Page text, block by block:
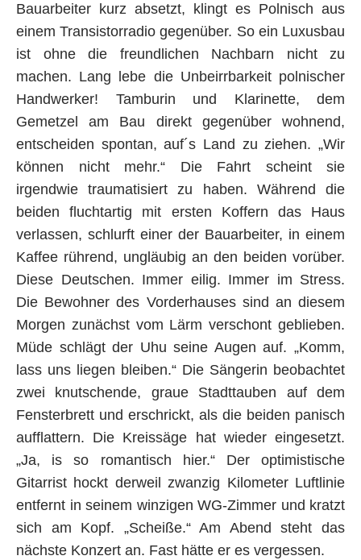
Bauarbeiter kurz absetzt, klingt es Polnisch aus
einem Transistorradio gegenüber. So ein Luxusbau
ist ohne die freundlichen Nachbarn nicht zu
machen. Lang lebe die Unbeirrbarkeit polnischer
Handwerker! Tamburin und Klarinette, dem
Gemetzel am Bau direkt gegenüber wohnend,
entscheiden spontan, auf´s Land zu ziehen. „Wir
können nicht mehr.“ Die Fahrt scheint sie
irgendwie traumatisiert zu haben. Während die
beiden fluchtartig mit ersten Koffern das Haus
verlassen, schlurft einer der Bauarbeiter, in einem
Kaffee rührend, ungläubig an den beiden vorüber.
Diese Deutschen. Immer eilig. Immer im Stress.
Die Bewohner des Vorderhauses sind an diesem
Morgen zunächst vom Lärm verschont geblieben.
Müde schlägt der Uhu seine Augen auf. „Komm,
lass uns liegen bleiben.“ Die Sängerin beobachtet
zwei knutschende, graue Stadttauben auf dem
Fensterbrett und erschrickt, als die beiden panisch
aufflattern. Die Kreissäge hat wieder eingesetzt.
„Ja, is so romantisch hier.“ Der optimistische
Gitarrist hockt derweil zwanzig Kilometer Luftlinie
entfernt in seinem winzigen WG-Zimmer und kratzt
sich am Kopf. „Scheiße.“ Am Abend steht das
nächste Konzert an. Fast hätte er es vergessen.